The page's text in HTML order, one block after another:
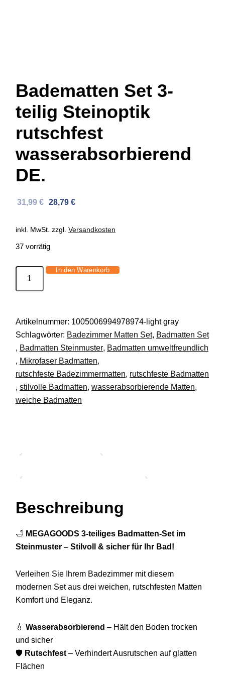
Badematten Set 3-
teilig Steinoptik
rutschfest
wasserabsorbierend
DE.
Ursprünglicher
war:
31,99 € Aktueller
ist:
28,79 €
inkl. MwSt. zzgl. Versandkosten
37 vorrätig
Badematten
Steinoptik
rutschfest
wasserabsorbierend
DE.
Menge
In den Warenkorb
Artikelnummer: 1005006994978974-light gray
Schlagwörter: Badezimmer Matten Set, Badmatten Set
, Badmatten Steinmuster, Badmatten umweltfreundlich
, Mikrofaser Badmatten,
rutschfeste Badezimmermatten, rutschfeste Badmatten
, stilvolle Badmatten, wasserabsorbierende Matten,
weiche Badmatten
Beschreibung
🛁 MEGAGOODS 3-teiliges Badmatten-Set im
Steinmuster – Stilvoll & sicher für Ihr Bad!
Verleihen Sie Ihrem Badezimmer mit diesem
modernen Set aus drei weichen, rutschfesten Matten
Komfort und Eleganz.
💧 Wasserabsorbierend – Hält den Boden trocken
und sicher
🛡️ Rutschfest – Verhindert Ausrutschen auf glatten
Flächen